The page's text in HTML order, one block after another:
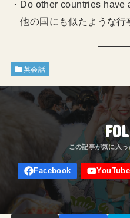
・Do other countries
他の国にも似たような行
英会話